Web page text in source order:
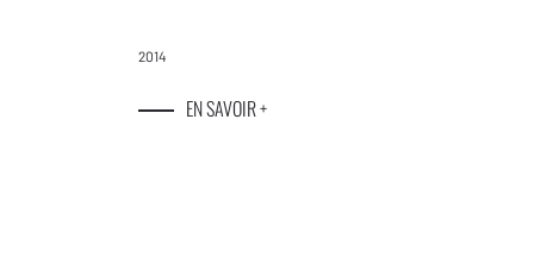
2014
EN SAVOIR +